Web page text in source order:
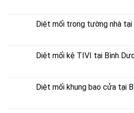
Diệt mối trong tường nhà tại
Diệt mối kệ TIVI tại Bình
Diệt mối khung bao cửa tại